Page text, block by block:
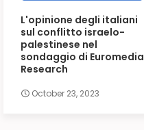
L'opinione degli italiani
sul conflitto israelo-
palestinese nel
sondaggio di Euromedia
Research
October 23, 2023